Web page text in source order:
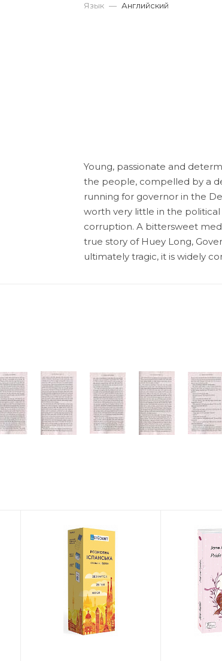
Язык — Английский
Young, passionate and
the people, compelled by a
running for governor in the
worth very little in the
corruption. A bittersweet
true story of Huey Long,
ultimately tragic, it is widely